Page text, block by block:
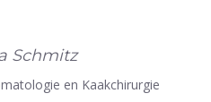
Schmitz
en Kaakchirurgie